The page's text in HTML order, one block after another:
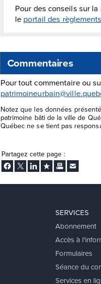
Pour des conseils sur
le portail des
Commentaires
Pour tout commentaire ou
Notez que les données
patrimoine bâti de la ville de
Québec ne se tient pas
Partagez cette page :
Facebook
TwitterLinkedInAjouter aux favoris
ImprimerEnvoyer Ã
SERVICES
Abonnement
Accès à
Formulaires
Séance du
Services en